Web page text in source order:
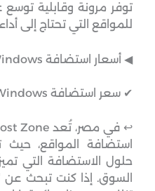
توفر مرونة وقابلية توسع
للمواقع التي تحتاج إلى
◀︎ أسعار استضافة Windows
✔ سعر استضافة Windows في مصر
استضافة المواقع،
حلول الاستضافة التي